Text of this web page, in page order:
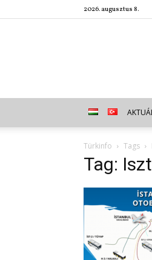
2026. augusztus 8.
Türkinfo Tags
Tag: